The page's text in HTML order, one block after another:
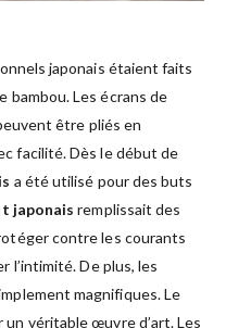
japonais étaient faits
bambou. Les écrans de
être pliés en
facilité. Dès le début de
a été utilisé pour des buts
japonais remplissait des
contre les courants
l’intimité. De plus, les
magnifiques. Le
véritable œuvre d’art. Les